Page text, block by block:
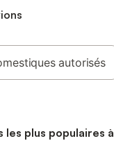
autorisés
les plus populaires à